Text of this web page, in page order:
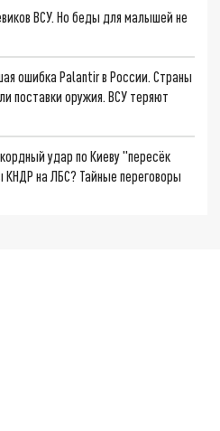
ВСУ. Но беды для малышей не
ошибка Palantir в России. Страны
поставки оружия. ВСУ теряют
удар по Киеву "пересёк
на ЛБС? Тайные переговоры